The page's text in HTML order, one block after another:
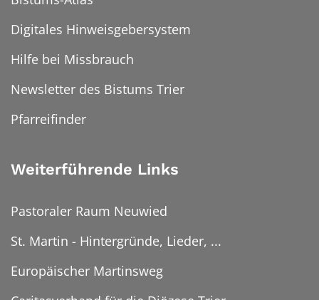
Digitales Hinweisgebersystem
Hilfe bei Missbrauch
Newsletter des Bistums Trier
Pfarreifinder
Weiterführende Links
Pastoraler Raum Neuwied
St. Martin - Hintergründe, Lieder, ...
Europäischer Martinsweg